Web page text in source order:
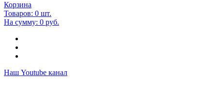
Корзина
Товаров: 0 шт.
На сумму: 0 руб.
Наш Youtube канал